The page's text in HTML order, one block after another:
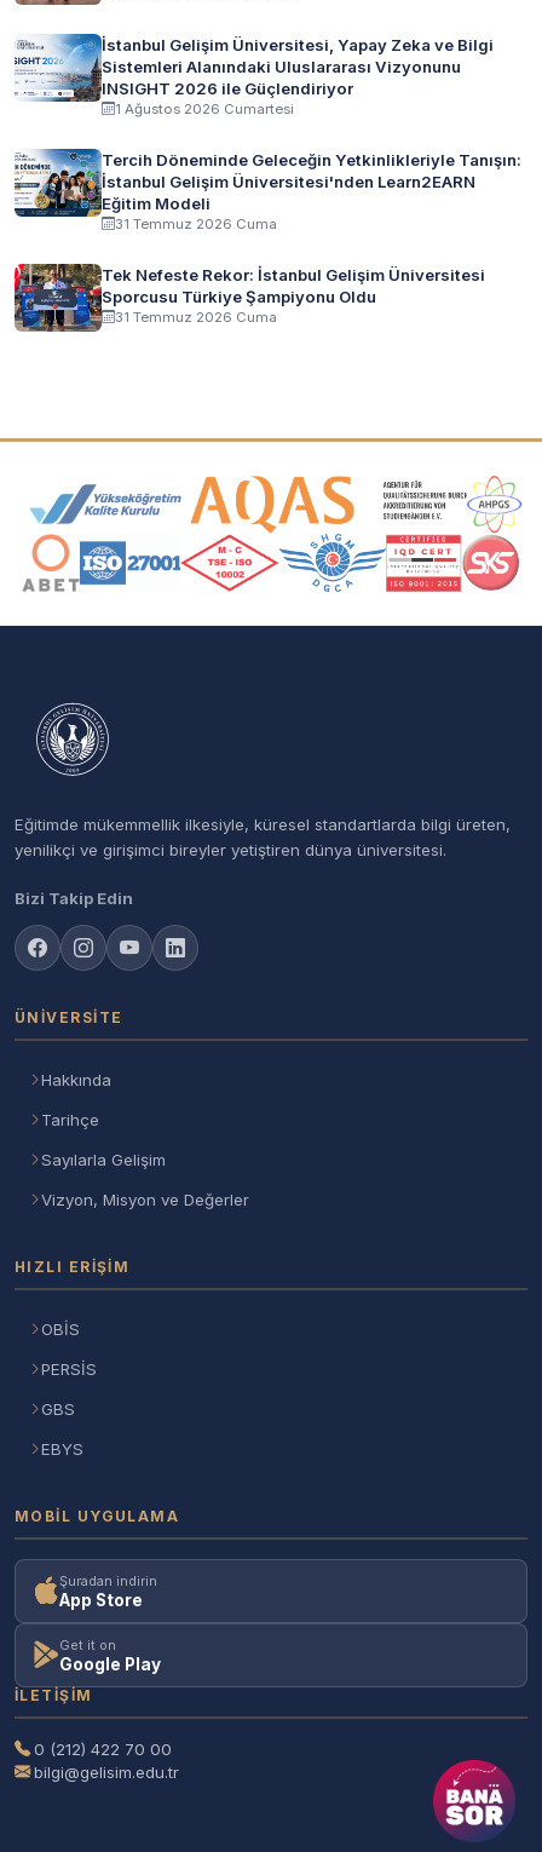
İstanbul Gelişim Üniversitesi, Yapay Zeka ve Bilgi
Sistemleri Alanındaki Uluslararası Vizyonunu
INSIGHT 2026 ile Güçlendiriyor
1 Ağustos 2026 Cumartesi
Tercih Döneminde Geleceğin Yetkinlikleriyle Tanışın:
İstanbul Gelişim Üniversitesi'nden Learn2EARN
Eğitim Modeli
31 Temmuz 2026 Cuma
Tek Nefeste Rekor: İstanbul Gelişim Üniversitesi
Sporcusu Türkiye Şampiyonu Oldu
31 Temmuz 2026 Cuma
Akreditasyon ve Üyelik Logoları
Eğitimde mükemmellik ilkesiyle, küresel standartlarda bilgi üreten,
yenilikçi ve girişimci bireyler yetiştiren dünya üniversitesi.
Bizi Takip Edin
ÜNIVERSITE
Hakkında
Tarihçe
Sayılarla Gelişim
Vizyon, Misyon ve Değerler
HIZLI ERIŞIM
OBİS
PERSİS
GBS
EBYS
MOBIL UYGULAMA
Şuradan indirin
App Store
Get it on
Google Play
İLETIŞIM
0 (212) 422 70 00
bilgi@gelisim.edu.tr